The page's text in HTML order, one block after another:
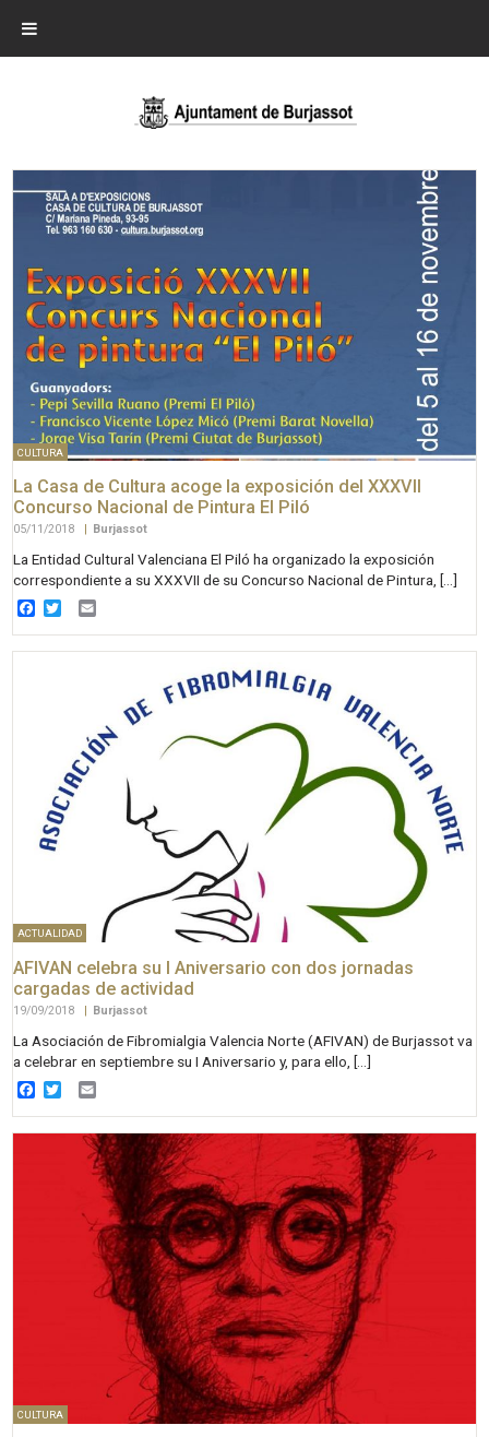
CULTURA
La Casa de Cultura acoge la exposición del XXXVII
Concurso Nacional de Pintura El Piló
05/11/2018 Burjassot
La Entidad Cultural Valenciana El Piló ha organizado la exposición
correspondiente a su XXXVII de su Concurso Nacional de Pintura, […]
Facebook
Twitter
ACTUALIDAD
AFIVAN celebra su I Aniversario con dos jornadas
cargadas de actividad
19/09/2018 | Burjassot
La Asociación de Fibromialgia Valencia Norte (AFIVAN) de Burjassot va
a celebrar en septiembre su I Aniversario y, para ello, […]
Facebook
Twitter
CULTURA